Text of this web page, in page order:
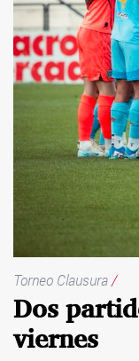
Torneo Clausura/
Dos
viernes